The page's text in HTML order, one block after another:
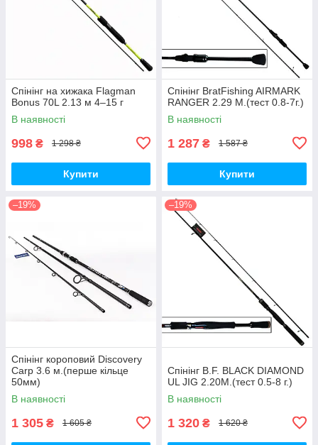
Спінінг на хижака Flagman
Bonus 70L 2.13 м 4–15 г
В наявності
998 ₴ 1 298 ₴
Купити
Спінінг BratFishing AIRMARK
RANGER 2.29 М.(тест 0.8-7г.)
В наявності
1 287 ₴ 1 587 ₴
Купити
–19%
Спінінг короповий Discovery
Carp 3.6 м.(перше кільце
50мм)
В наявності
1 305 ₴ 1 605 ₴
–19%
Спінінг B.F. BLACK DIAMOND
UL JIG 2.20M.(тест 0.5-8 г.)
В наявності
1 320 ₴ 1 620 ₴